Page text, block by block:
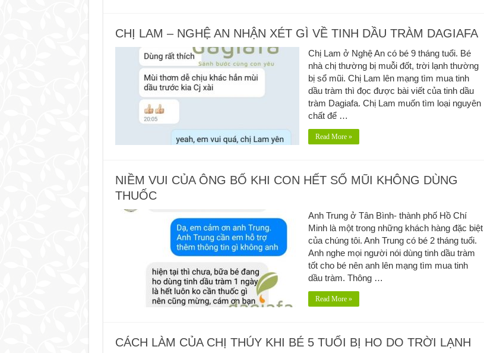
CHỊ LAM – NGHỆ AN NHẬN XÉT GÌ VỀ TINH DẦU TRÀM DAGIAFA
Chị Lam ở Nghệ An có bé 9 tháng tuổi. Bé
nhà chị thường bị muỗi đốt, trời lạnh thường
bị sổ mũi. Chị Lam lên mạng tìm mua tinh
dầu tràm thì đọc được bài viết của tinh dầu
tràm Dagiafa. Chị Lam muốn tìm loại nguyên
chất để …
Read More »
NIỀM VUI CỦA ÔNG BỐ KHI CON HẾT SỔ MŨI KHÔNG DÙNG
THUỐC
Anh Trung ở Tân Bình- thành phố Hồ Chí
Minh là một trong những khách hàng đặc biệt
của chúng tôi. Anh Trung có bé 2 tháng tuổi.
Anh nghe mọi người nói dùng tinh dầu tràm
tốt cho bé nên anh lên mạng tìm mua tinh
dầu tràm. Thông …
Read More »
CÁCH LÀM CỦA CHỊ THÚY KHI BÉ 5 TUỔI BỊ HO DO TRỜI LẠNH